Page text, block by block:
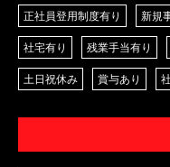
正社員登用制度有り 新規
社宅有り 残業手当有り
土日祝休み 賞与あり